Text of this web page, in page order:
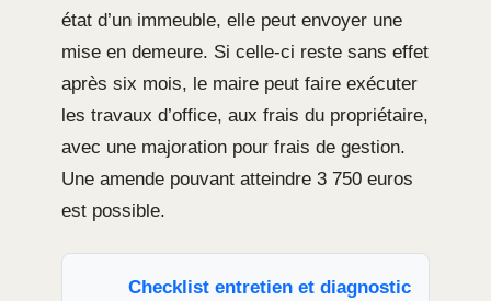
état d’un immeuble, elle peut envoyer une
mise en demeure. Si celle-ci reste sans effet
après six mois, le maire peut faire exécuter
les travaux d’office, aux frais du propriétaire,
avec une majoration pour frais de gestion.
Une amende pouvant atteindre 3 750 euros
est possible.
Checklist entretien et diagnostic